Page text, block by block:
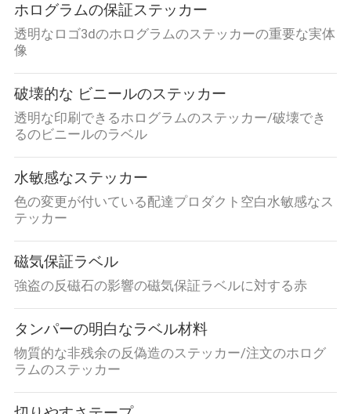
ホログラムの保証ステッカー
透明なロゴ3dのホログラムのステッカーの重要な実体
像
破壊的な ビニールのステッカー
透明な印刷できるホログラムのステッカー/破壊でき
るのビニールのラベル
水敏感なステッカー
色の変更が付いている配達プロダクト空白水敏感なス
テッカー
磁気保証ラベル
強盗の反磁石の影響の磁気保証ラベルに対する赤
タンパーの明白なラベル材料
物質的な非残余の反偽造のステッカー/注文のホログ
ラムのステッカー